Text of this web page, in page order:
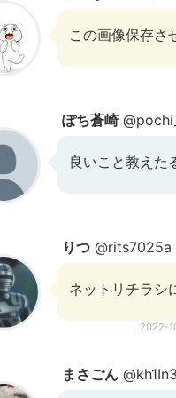
この画像保存さ
ぽち蒼崎
良いこと教えた
りつ @rits7025a
ネットリチラシ
2022-
まさごん